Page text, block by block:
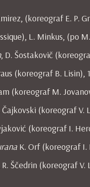
(koreograf E. P.
L. Minkus, (po
, D. Šostakovič
(koreograf B. Lisin),
(koreograf M.
Čajkovski (koreograf V.
(koreograf I.
K. Orf (koreograf I.
R. Ščedrin (koreograf V.